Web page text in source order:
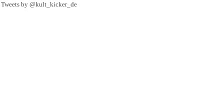
Tweets by @kult_kicker_de